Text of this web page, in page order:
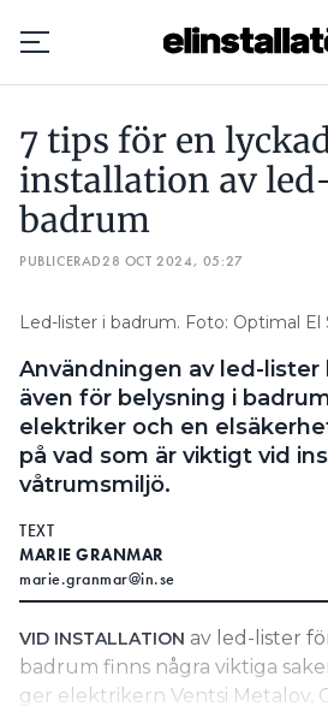
Prenumerera
Hantera
Läs E-tidningen
Om tidningen
Kontakt
Personuppgifter
Search for:
7 tips för en
installation av
badrum
PUBLICERAD28 OCT 2024, 05:27
Led-lister i badrum. Foto: Optimal El
Användningen av led-lister
även för belysning i
elektriker och en
på vad som är viktigt vid
våtrumsmiljö.
TEXT
MARIE GRANMAR
marie.granmar@in.se
VID INSTALLATION av led-lister
badrum finns några viktiga
ger elektrikern Ventsi Metalov,